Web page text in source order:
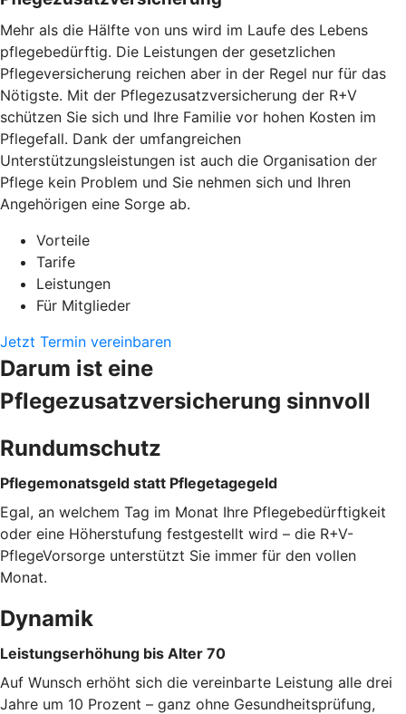
Mehr als die Hälfte von uns wird im Laufe des Lebens
pflegebedürftig. Die Leistungen der gesetzlichen
Pflegeversicherung reichen aber in der Regel nur für das
Nötigste. Mit der Pflegezusatzversicherung der R+V
schützen Sie sich und Ihre Familie vor hohen Kosten im
Pflegefall. Dank der umfangreichen
Unterstützungsleistungen ist auch die Organisation der
Pflege kein Problem und Sie nehmen sich und Ihren
Angehörigen eine Sorge ab.
Vorteile
Tarife
Leistungen
Für Mitglieder
Jetzt Termin vereinbaren
Darum ist eine
Pflegezusatzversicherung sinnvoll
Rundumschutz
Pflegemonatsgeld statt Pflegetagegeld
Egal, an welchem Tag im Monat Ihre Pflegebedürftigkeit
oder eine Höherstufung festgestellt wird – die R+V-
PflegeVorsorge unterstützt Sie immer für den vollen
Monat.
Dynamik
Leistungserhöhung bis Alter 70
Auf Wunsch erhöht sich die vereinbarte Leistung alle drei
Jahre um 10 Prozent – ganz ohne Gesundheitsprüfung,